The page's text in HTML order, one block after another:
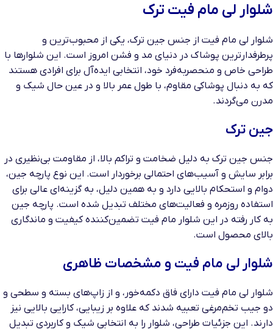
شلوار لی مام فیت ترک
شلوار لی مام فیت از جنس جین ترک، یکی از محبوب‌ترین و
پرطرفدارترین پوشاک در دنیای مد و فشن امروز است. این شلوارها با
طراحی خاص و منحصربه‌فرد خود، انتخابی ایده‌آل برای افرادی هستند
که به دنبال پوشاکی مقاوم، با طول عمر بالا و در عین حال شیک و
مدرن می‌گردند.
جین ترک
جنس جین ترک به دلیل ضخامت و تراکم بالا، از مقاومت بی‌نظیری در
برابر سایش و آسیب‌های احتمالی برخوردار است. این نوع پارچه جین،
دوام و استحکام بالایی دارد و به همین دلیل، به گزینه‌ای عالی برای
استفاده روزمره و فعالیت‌های مختلف تبدیل شده است. پارچه جین
به کار رفته در این شلوار مام فیت تضمین‌کننده کیفیت و ماندگاری
بالای محصول است.
شلوار لی مام فیت و مشخصات ظاهری
شلوار لی مام فیت دارای فاق دکمه‌خور، و از زاپ‌های بسته و سطحی و
دو جیب تخم‌مرغی تعبیه شدند که علاوه بر زیبایی، کارایی بالایی نیز
دارند. این جزئیات طراحی، شلوار را به انتخابی شیک و کاربردی تبدیل